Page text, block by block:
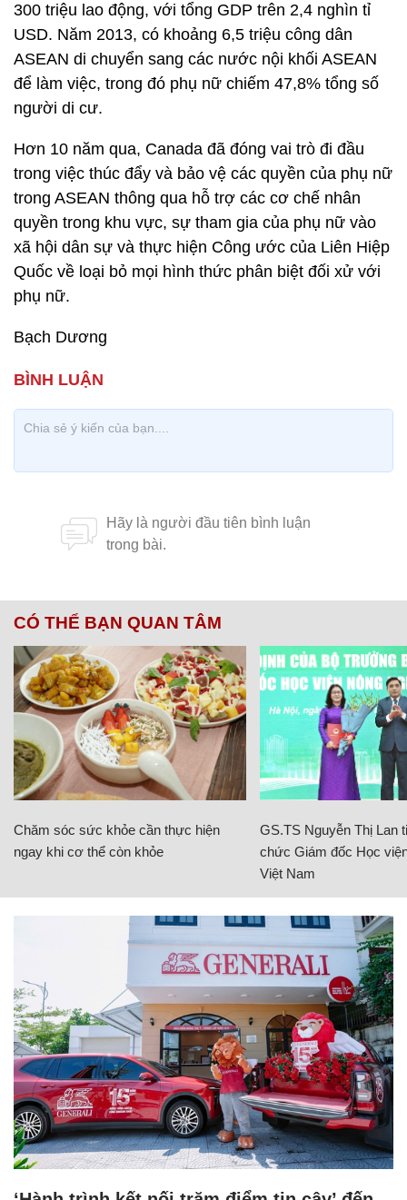
300 triệu lao động, với tổng GDP trên 2,4 nghìn tỉ
USD. Năm 2013, có khoảng 6,5 triệu công dân
ASEAN di chuyển sang các nước nội khối ASEAN
để làm việc, trong đó phụ nữ chiếm 47,8% tổng số
người di cư.
Hơn 10 năm qua, Canada đã đóng vai trò đi đầu
trong việc thúc đẩy và bảo vệ các quyền của phụ nữ
trong ASEAN thông qua hỗ trợ các cơ chế nhân
quyền trong khu vực, sự tham gia của phụ nữ vào
xã hội dân sự và thực hiện Công ước của Liên Hiệp
Quốc về loại bỏ mọi hình thức phân biệt đối xử với
phụ nữ.
Bạch Dương
CÓ THỂ BẠN QUAN TÂM
Chăm sóc sức khỏe cần thực hiện
ngay khi cơ thể còn khỏe
GS.TS Nguyễn Thị Lan
chức Giám đốc Học
Việt Nam